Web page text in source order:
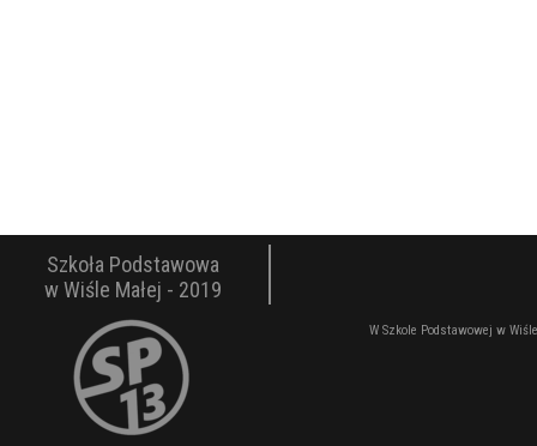
W Szkole Podstawowej w
Szkoła Podstawowa
w Wiśle Małej - 2019